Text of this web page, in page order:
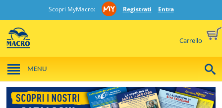
Scopri MyMacro: Registrati Entra
Carrello
MENU